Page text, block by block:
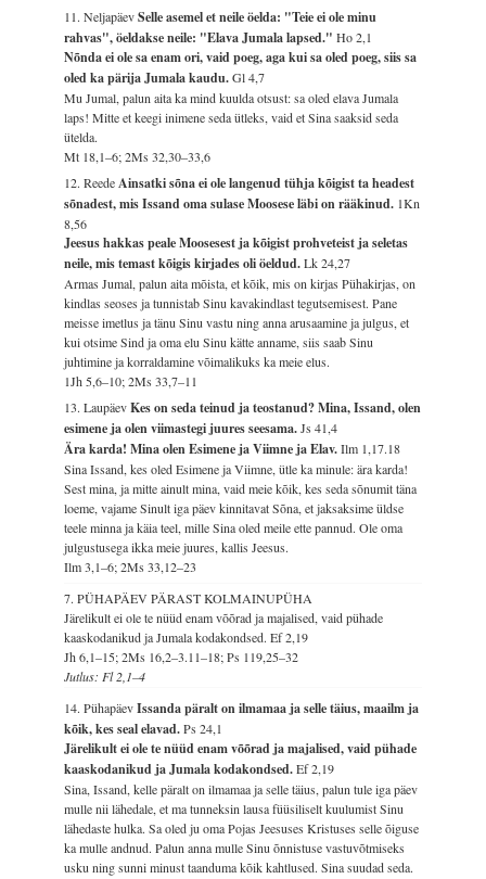
11. NeljapäevSelle asemel et neile öelda: "Teie ei ole minu
rahvas", öeldakse neile: "Elava Jumala lapsed."Ho 2,1
Nõnda ei ole sa enam ori, vaid poeg, aga kui sa oled poeg, siis sa
oled ka pärija Jumala kaudu.Gl 4,7
Mu Jumal, palun aita ka mind kuulda otsust: sa oled elava Jumala
laps! Mitte et keegi inimene seda ütleks, vaid et Sina saaksid seda
ütelda.
Mt 18,1–6; 2Ms 32,30–33,6
12. Reede Ainsatki sõna ei ole langenud tühja kõigist ta headest
sõnadest, mis Issand oma sulase Moosese läbi on rääkinud. 1Kn
8,56
Jeesus hakkas peale Moosesest ja kõigist prohveteist ja seletas
neile, mis temast kõigis kirjades oli öeldud.Lk 24,27
Armas Jumal, palun aita mõista, et kõik, mis on kirjas Pühakirjas, on
kindlas seoses ja tunnistab Sinu kavakindlast tegutsemisest. Pane
meisse imetlus ja tänu Sinu vastu ning anna arusaamine ja julgus, et
kui otsime Sind ja oma elu Sinu kätte anname, siis saab Sinu
juhtimine ja korraldamine võimalikuks ka meie elus.
1Jh 5,6–10; 2Ms 33,7–11
13. LaupäevKes on seda teinud ja teostanud? Mina, Issand, olen
esimene ja olen viimastegi juures seesama.Js 41,4
Ära karda! Mina olen Esimene ja Viimne ja Elav.Ilm 1,17.18
Sina Issand, kes oled Esimene ja Viimne, ütle ka minule: ära karda!
Sest mina, ja mitte ainult mina, vaid meie kõik, kes seda sõnumit täna
loeme, vajame Sinult iga päev kinnitavat Sõna, et jaksaksime üldse
teele minna ja käia teel, mille Sina oled meile ette pannud. Ole oma
julgustusega ikka meie juures, kallis Jeesus.
Ilm 3,1–6; 2Ms 33,12–23
7. PÜHAPÄEV PÄRAST KOLMAINUPÜHA
Järelikult ei ole te nüüd enam võõrad ja majalised, vaid pühade
kaaskodanikud ja Jumala kodakondsed.Ef 2,19
Jh 6,1–15; 2Ms 16,2–3.11–18; Ps 119,25–32
Jutlus: Fl 2,1–4
14. PühapäevIssanda päralt on ilmamaa ja selle täius, maailm ja
kõik, kes seal elavad.Ps 24,1
Järelikult ei ole te nüüd enam võõrad ja majalised, vaid pühade
kaaskodanikud ja Jumala kodakondsed.Ef 2,19
Sina, Issand, kelle päralt on ilmamaa ja selle täius, palun tule iga päev
mulle nii lähedale, et ma tunneksin lausa füüsiliselt kuulumist Sinu
lähedaste hulka. Sa oled ju oma Pojas Jeesuses Kristuses selle õiguse
ka mulle andnud. Palun anna mulle Sinu õnnistuse vastuvõtmiseks
usku ning sunni minust taanduma kõik kahtlused. Sina suudad seda.